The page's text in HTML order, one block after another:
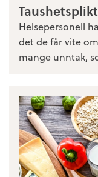
Helsepersonell
det de får vite
mange unntak,